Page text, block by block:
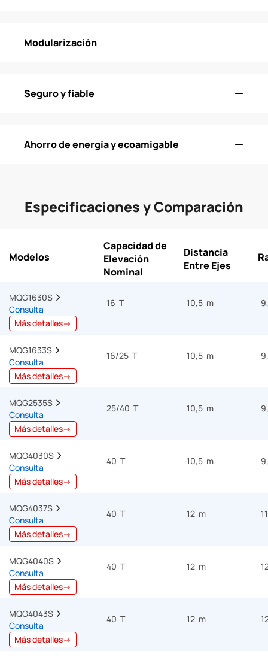
Modularización
Seguro y fiable
Ahorro de energía y ecoamigable
Especificaciones y Comparación
Modelos
Capacidad de
Elevación
Nominal
Distancia
Entre Ejes
MQG1630S
Consulta
Más detalles→
16 T 10,5 m
MQG1633S
Consulta
Más detalles→
16/25 T 10,5 m
MQG2535S
Consulta
Más detalles→
25/40 T 10,5 m
MQG4030S
Consulta
Más detalles→
40 T 10,5 m
MQG4037S
Consulta
Más detalles→
40 T 12 m
MQG4040S
Consulta
Más detalles→
40 T 12 m
MQG4043S
Consulta
Más detalles→
40 T 12 m